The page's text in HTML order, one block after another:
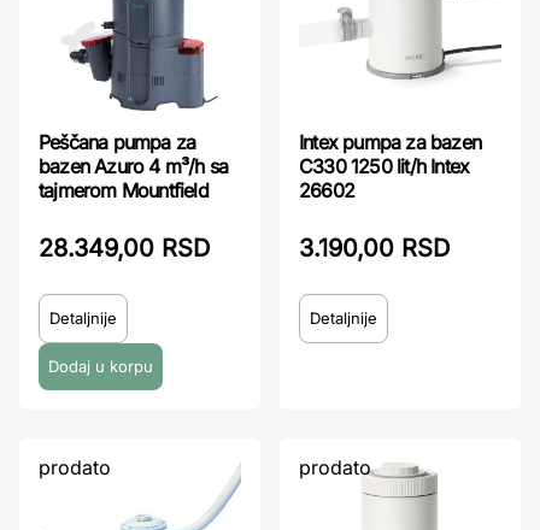
Peščana pumpa za
bazen Azuro 4 m³/h sa
tajmerom Mountfield
28.349,00 RSD
Detaljnije
Intex pumpa za bazen
C330 1250 lit/h Intex
26602
3.190,00 RSD
Detaljnije
prodato prodato